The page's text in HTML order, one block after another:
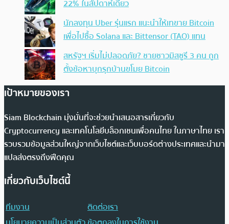
22% ในสัปดาห์เดียว
นักลงทุน Uber รุ่นแรก แนะนำให้เทขาย Bitcoin
เพื่อไปซื้อ Solana และ Bittensor (TAO) แทน
สหรัฐฯ เริ่มไม่ปลอดภัย? ชายชาวมิสซูรี 3 คน ถูก
ตั้งข้อหาบุกรุกบ้านขโมย Bitcoin
เป้าหมายของเรา
Siam Blockchain มุ่งมั่นที่จะช่วยนำเสนอสารเกี่ยวกับ
Cryptocurrency และเทคโนโลยีบล็อกเชนเพื่อคนไทย ในภาษาไทย เรา
รวบรวมข้อมูลส่วนใหญ่จากเว็บไซต์และเว็บบอร์ดต่างประเทศและนำมา
แปลส่งตรงถึงฟีดคุณ
เกี่ยวกับเว็บไซต์นี้
ทีมงาน
ติดต่อเรา